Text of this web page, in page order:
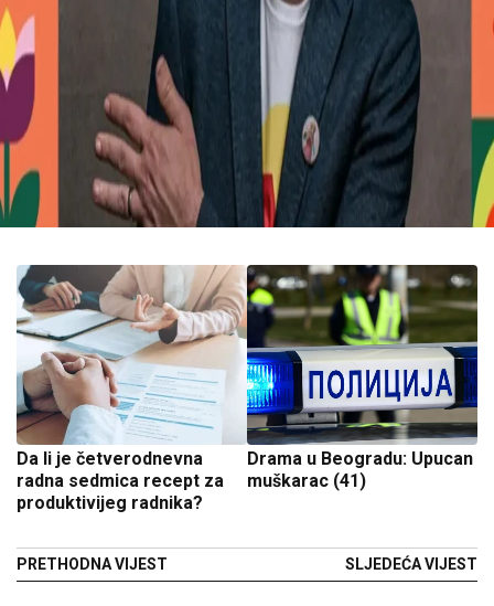
Da li je četverodnevna
radna sedmica recept za
produktivijeg radnika?
PRETHODNA VIJEST
Drama u Beogradu: Upucan
muškarac (41)
SLJEDEĆA VIJEST